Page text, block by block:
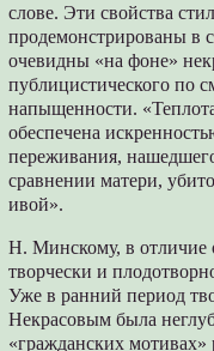
слове. Эти свойства
продемонстрированы в
очевидны «на фоне»
публицистического по
напыщенности.
обеспечена
переживания,
сравнении матери,
ивой».
Н. Минскому, в отличие
творчески и
Уже в ранний период
Некрасовым была
«гражданских